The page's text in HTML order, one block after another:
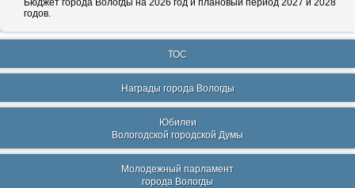
Бюджет города Вологды на 2026 год и плановый период 2027 и 2028
годов.
ТОС
Награды города Вологды
Юбилеи
Вологодской городской Думы
Молодежный парламент
города Вологды